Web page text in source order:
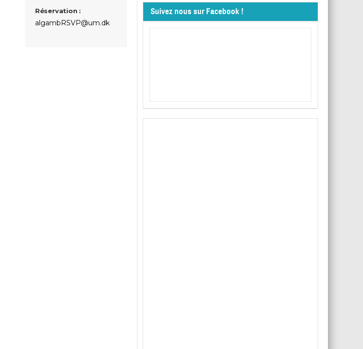
Réservation :
algambRSVP@um.dk
Suivez nous sur Facebook !